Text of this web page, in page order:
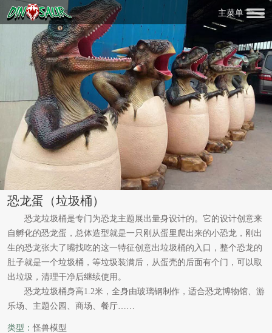
主菜单
恐龙蛋（垃圾桶）
恐龙垃圾桶是专门为恐龙主题展出量身设计的。它的设计创意来
自孵化的恐龙蛋，总体造型就是一只刚从蛋里爬出来的小恐龙，刚出
生的恐龙张大了嘴找吃的这一特征创意出垃圾桶的入口，整个恐龙的
肚子就是一个垃圾桶，等垃圾装满后，从蛋壳的后面有个门，可以取
出垃圾，清理干净后继续使用。
恐龙垃圾桶身高1.2米，全身由玻璃钢制作，适合恐龙博物馆、游
乐场、主题公园、商场、餐厅……
类型：怪兽模型